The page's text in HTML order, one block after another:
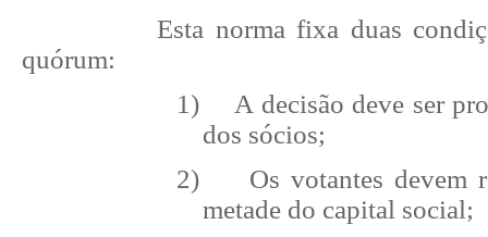
Esta norma fixa duas
quórum:
1)
A decisão deve ser
dos sócios;
2)
Os votantes devem
metade do capital social;